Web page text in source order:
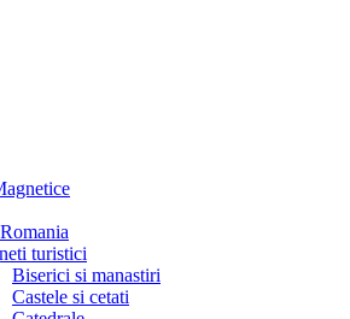
turistici
Biserici si manastiri
Castele si cetati